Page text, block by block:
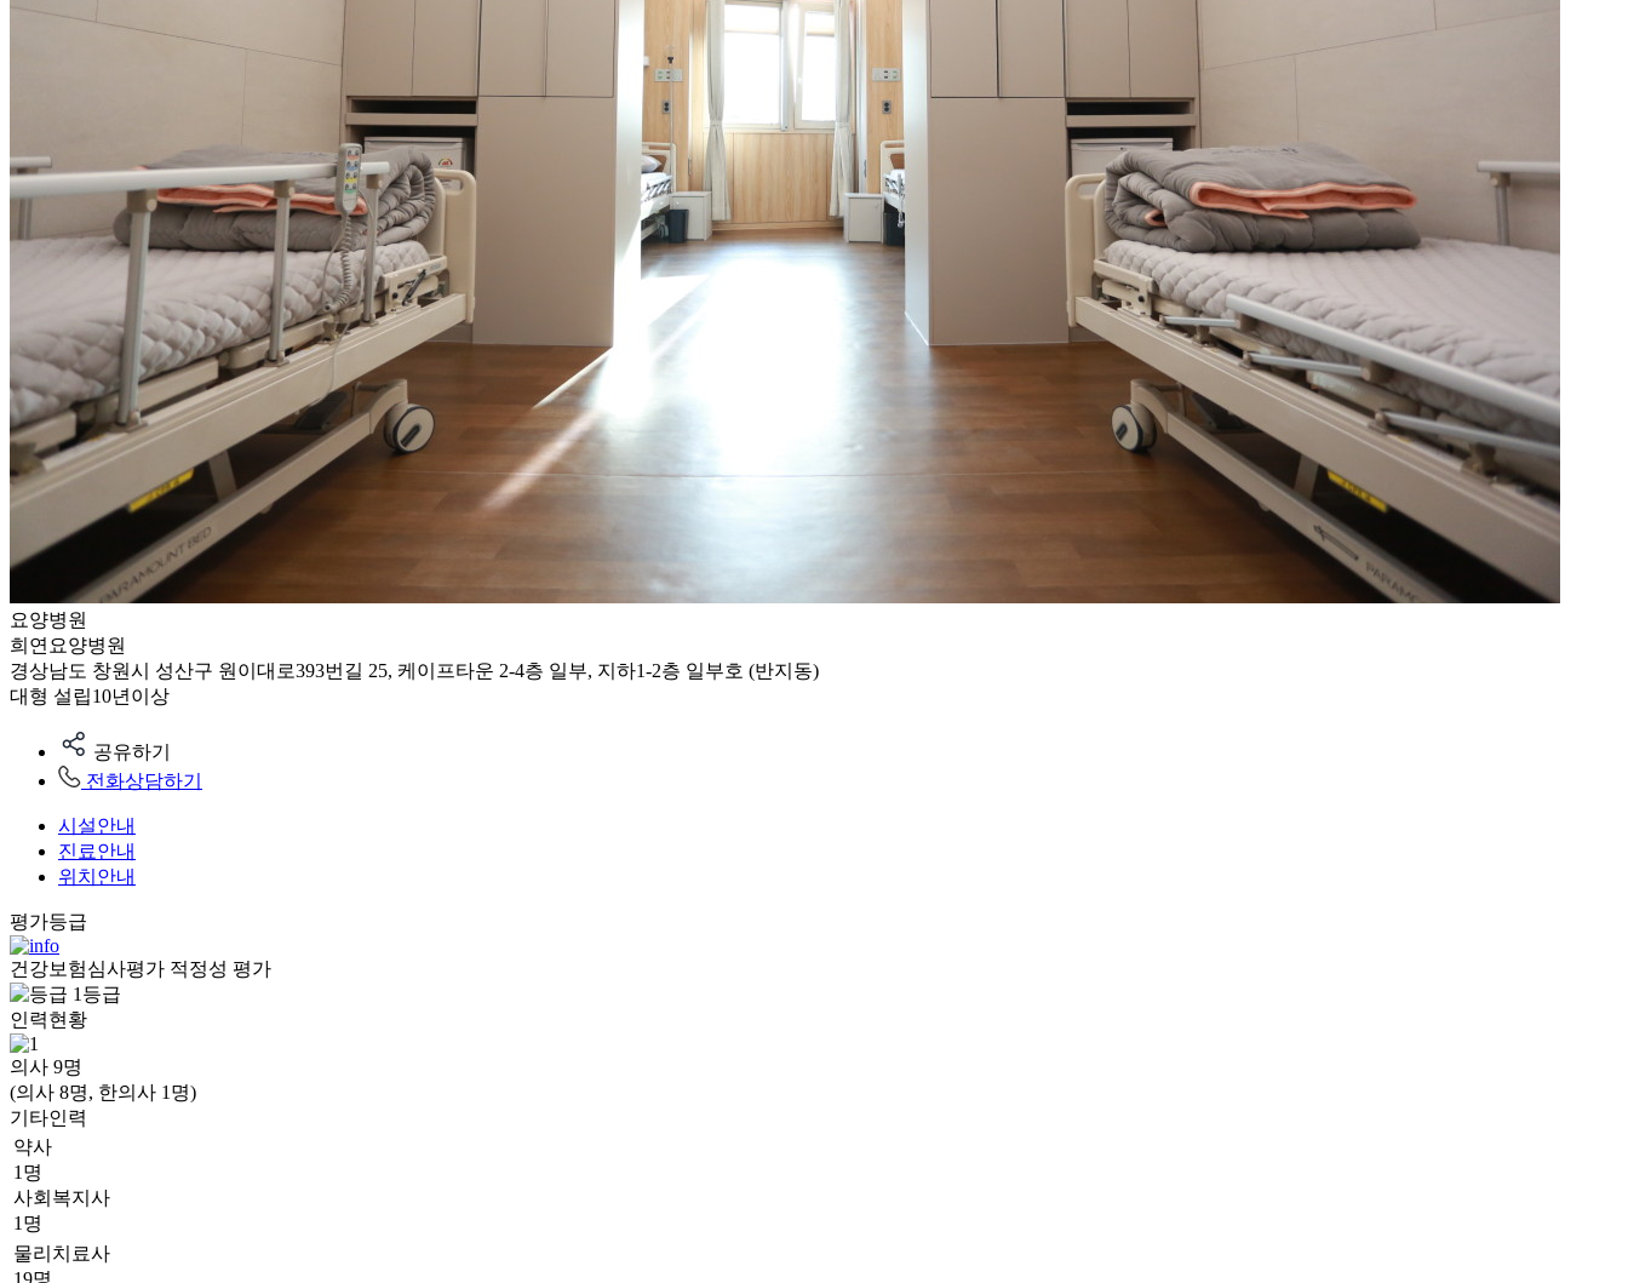
요양병원
희연요양병원
경상남도 창원시 성산구 원이대로393번길 25, 케이프타운 2-4층 일부, 지하1-2층 일부호 (반지동)
대형 설립10년이상
공유하기
전화상담하기
시설안내
진료안내
위치안내
평가등급
건강보험심사평가 적정성 평가
1등급
인력현황
의사 9명
(의사 8명, 한의사 1명)
기타인력
약사
1명
사회복지사
1명
물리치료사
19명